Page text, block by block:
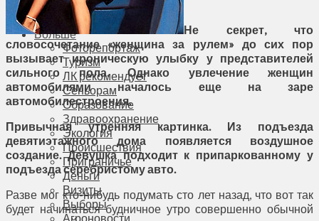
Сейм Литвы
Культура
Больше
Фоторепортаж
Туризм
ЛК рекомендует
Сеньорам
Образование
Здравоохранение
Экология
Происшествия
Приграничье
Деньги
Визиты
Выборы
Агроновости
Не секрет, что
словосочетание «женщина за рулем» до сих пор
вызывает ироническую улыбку у представителей
сильного пола. Однако увлечение женщин
автомобилями началось еще на заре
автомобилестроения.
Привычная утренняя картинка. Из подъезда
девятиэтажного дома появляется воздушное
создание. Девушка подходит к припаркованному у
подъезда серебристому авто.
Разве мог кто-нибудь подумать сто лет назад, что вот так
будет начинаться будничное утро совершенно обычной